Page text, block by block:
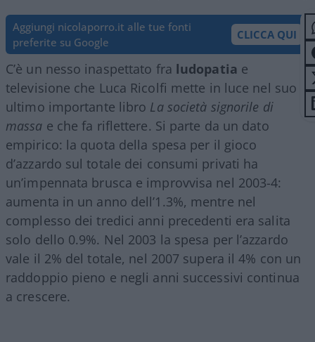
Aggiungi nicolaporro.it alle tue fonti
preferite su Google
CLICCA QUI
C’è un nesso inaspettato fra ludopatia e
televisione che Luca Ricolfi mette in luce nel suo
ultimo importante libro La società signorile di
massa e che fa riflettere. Si parte da un dato
empirico: la quota della spesa per il gioco
d’azzardo sul totale dei consumi privati ha
un’impennata brusca e improvvisa nel 2003-4:
aumenta in un anno dell’1.3%, mentre nel
complesso dei tredici anni precedenti era salita
solo dello 0.9%. Nel 2003 la spesa per l’azzardo
vale il 2% del totale, nel 2007 supera il 4% con un
raddoppio pieno e negli anni successivi continua
a crescere.